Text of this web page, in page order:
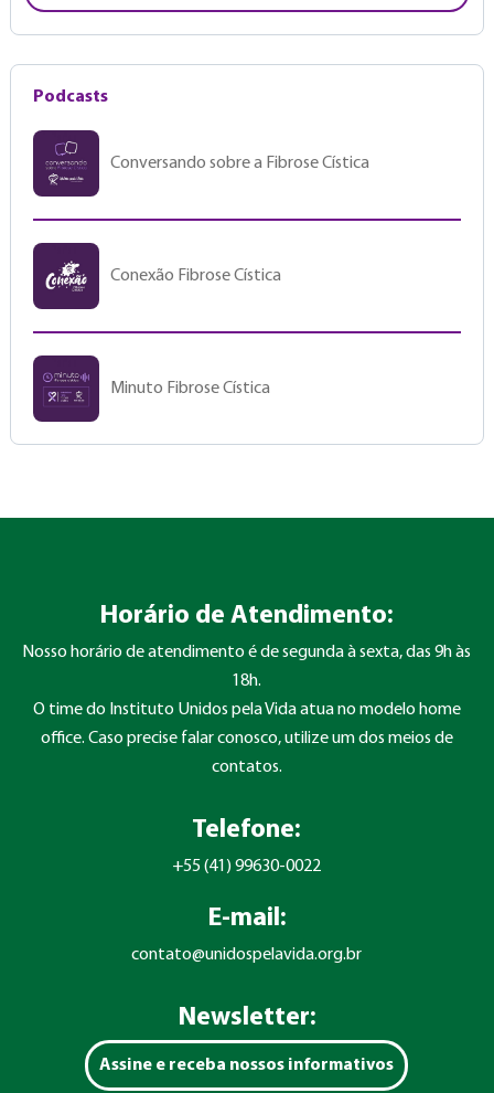
Podcasts
Conversando sobre a Fibrose Cística
Conexão Fibrose Cística
Minuto Fibrose Cística
Horário de Atendimento:
Nosso horário de atendimento é de segunda à sexta, das 9h às
18h.
O time do Instituto Unidos pela Vida atua no modelo home
office. Caso precise falar conosco, utilize um dos meios de
contatos.
Telefone:
+55 (41) 99630-0022
E-mail:
contato@unidospelavida.org.br
Newsletter:
Assine e receba nossos informativos